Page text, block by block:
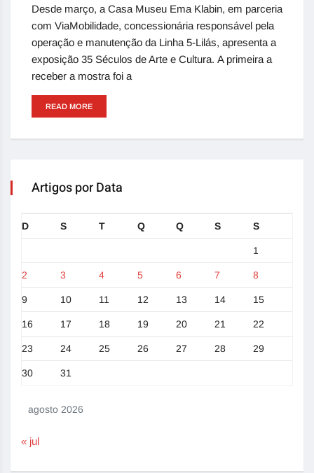
Desde março, a Casa Museu Ema Klabin, em parceria
com ViaMobilidade, concessionária responsável pela
operação e manutenção da Linha 5-Lilás, apresenta a
exposição 35 Séculos de Arte e Cultura. A primeira a
receber a mostra foi a
READ MORE
Artigos por Data
agosto 2026
D S T Q Q S S
1
2 3 4 5 6 7 8
9 10 11 12 13 14 15
16 17 18 19 20 21 22
23 24 25 26 27 28 29
30 31
« jul